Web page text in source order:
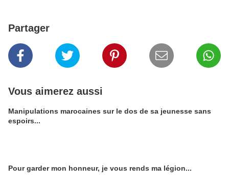
Partager
Vous aimerez aussi
Manipulations marocaines sur le dos de sa jeunesse sans
espoirs...
Pour garder mon honneur, je vous rends ma légion...